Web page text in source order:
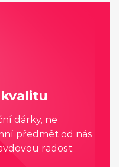
dárky, ne
předmět od nás
radost.